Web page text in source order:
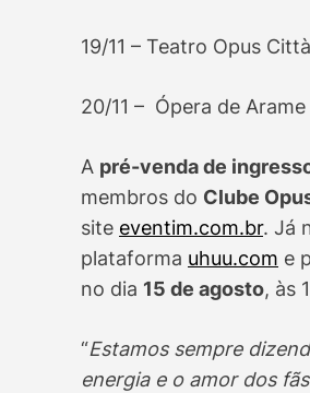
19/11 – Teatro Opus
20/11 – Ópera de
A pré-venda de
membros do Clube
site eventim.com.br. Já
plataforma uhuu.com e
no dia 15 de agosto, às
“Estamos sempre
energia e o amor dos